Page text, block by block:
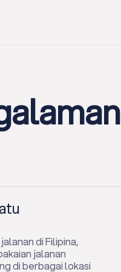
1 di
lunak yang telah
untuk
ini dan di masa